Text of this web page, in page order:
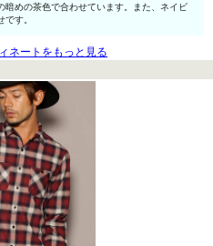
めの茶色で合わせています。また、ネイビ
す。
ネートをもっと見る